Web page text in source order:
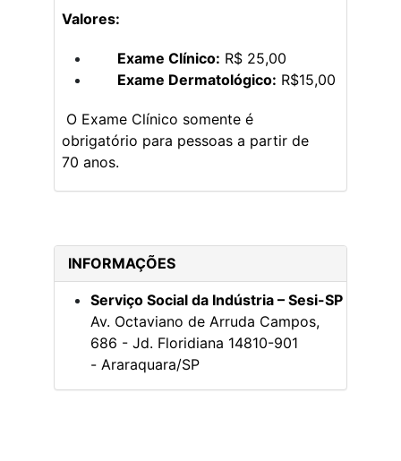
Valores:
Exame Clínico: R$ 25,00
Exame Dermatológico: R$15,00
O Exame Clínico somente é
obrigatório para pessoas a partir de
70 anos.
INFORMAÇÕES
Serviço Social da Indústria – Sesi-SP
Av. Octaviano de Arruda Campos,
686 - Jd. Floridiana 14810-901
- Araraquara/SP